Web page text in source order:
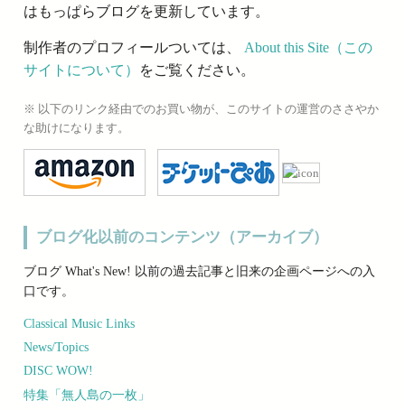
はもっぱらブログを更新しています。
制作者のプロフィールついては、 About this Site（この
サイトについて）
をご覧ください。
※ 以下のリンク経由でのお買い物が、このサイトの運営のささやか
な助けになります。
ブログ化以前のコンテンツ（アーカイブ）
ブログ What's New! 以前の過去記事と旧来の企画ページへの入
口です。
Classical Music Links
News/Topics
DISC WOW!
特集「無人島の一枚」